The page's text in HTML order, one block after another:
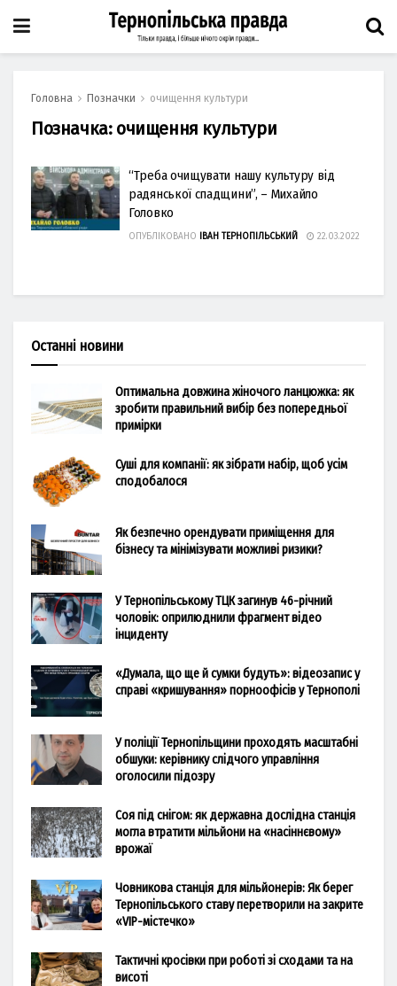
Головна Позначки очищення культури
Позначка: очищення культури
“Треба очищувати нашу культуру від
радянської спадщини”, – Михайло
Головко
ОПУБЛІКОВАНО ІВАН ТЕРНОПІЛЬСЬКИЙ 22.03.2022
Останні новини
Оптимальна довжина жіночого ланцюжка: як
зробити правильний вибір без попередньої
примірки
Суші для компанії: як зібрати набір, щоб усім
сподобалося
Як безпечно орендувати приміщення для
бізнесу та мінімізувати можливі ризики?
У Тернопільському ТЦК загинув 46-річний
чоловік: оприлюднили фрагмент відео
інциденту
«Думала, що ще й сумки будуть»: відеозапис у
справі «кришування» порноофісів у Тернополі
У поліції Тернопільщини проходять масштабні
обшуки: керівнику слідчого управління
оголосили підозру
Соя під снігом: як державна дослідна станція
могла втратити мільйони на «насіннєвому»
врожаї
Човникова станція для мільйонерів: Як берег
Тернопільського ставу перетворили на закрите
«VIP-містечко»
Тактичні кросівки при роботі зі сходами та на
висоті